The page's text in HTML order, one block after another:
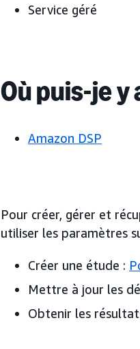
Service géré
Où puis-je
Amazon DSP
Pour créer, gérer et
utiliser les paramètres
Créer une étude :
Mettre à jour les
Obtenir les